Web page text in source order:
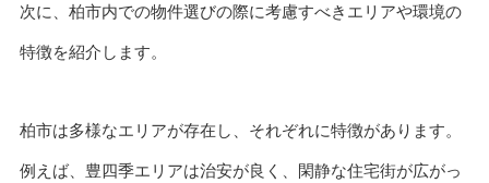
次に、柏市内での物件選びの際に考慮すべきエリアや環境の
特徴を紹介します。
柏市は多様なエリアが存在し、それぞれに特徴があります。
例えば、豊四季エリアは治安が良く、閑静な住宅街が広がっ